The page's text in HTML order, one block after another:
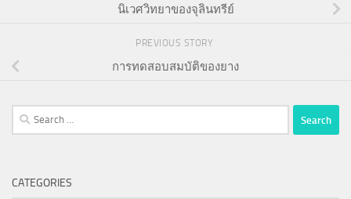
นิเวศวิทยาของจุลินทรีย์
PREVIOUS STORY
การทดสอบสมบัติของยาง
Search
for:
CATEGORIES